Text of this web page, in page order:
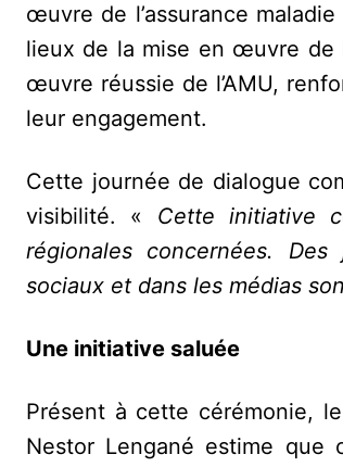
œuvre de l’assurance
lieux de la mise en œuvre de
œuvre réussie de l’AMU,
leur engagement.
Cette journée de dialogue
visibilité. « Cette initiative
régionales concernées.
sociaux et dans les médias
Une initiative saluée
Présent à cette cérémonie,
Nestor Lengané estime que